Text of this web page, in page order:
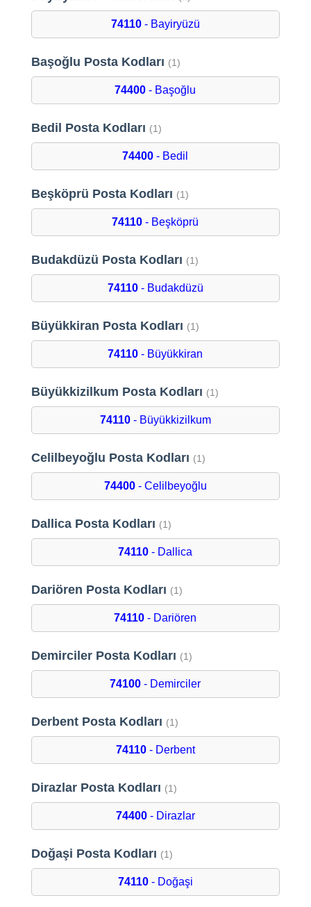
74110- Bayiryüzü
Başoğlu Posta Kodları (1)
74400 - Başoğlu
Bedil Posta Kodları (1)
74400 - Bedil
Beşköprü Posta Kodları (1)
74110 - Beşköprü
Budakdüzü Posta Kodları (1)
74110- Budakdüzü
Büyükkiran Posta Kodları (1)
74110 - Büyükkiran
Büyükkizilkum Posta Kodları (1)
74110- Büyükkizilkum
Celilbeyoğlu Posta Kodları (1)
74400- Celilbeyoğlu
Dallica Posta Kodları (1)
74110 - Dallica
Dariören Posta Kodları (1)
74110 - Dariören
Demirciler Posta Kodları (1)
74100 - Demirciler
Derbent Posta Kodları (1)
74110- Derbent
Dirazlar Posta Kodları (1)
74400- Dirazlar
Doğaşi Posta Kodları (1)
74110- Doğaşi